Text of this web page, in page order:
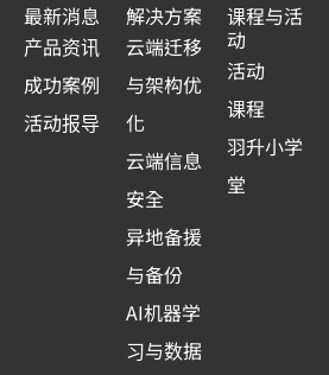
最新消息
产品资讯
成功案例
活动报导
解决方案
云端迁移
与架构优
化
云端信息
安全
异地备援
与备份
AI机器学
习与数据
课程与活
动
活动
课程
羽升小学
堂